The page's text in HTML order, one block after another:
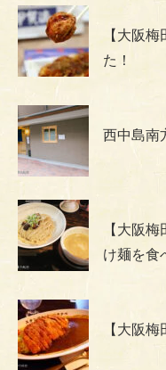
【大阪
た！
西中島南
【大阪
け麺を食
【大阪